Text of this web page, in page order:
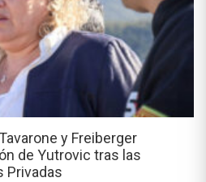
Tavarone y Freiberger
de Yutrovic tras las
Privadas